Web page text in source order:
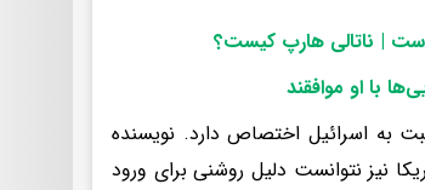
| ناتالی هارپ کیست؟
با او موافقند
به اسرائیل اختصاص دارد. نویسنده
نیز نتوانست دلیل روشنی برای ورود